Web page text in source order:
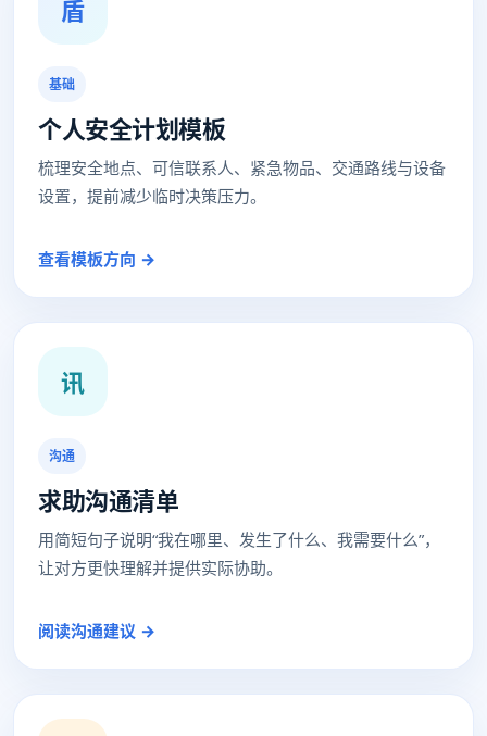
盾
基础
个人安全计划模板
梳理安全地点、可信联系人、紧急物品、交通路线与设备
设置，提前减少临时决策压力。
查看模板方向 →
讯
沟通
求助沟通清单
用简短句子说明“我在哪里、发生了什么、我需要什么”，
让对方更快理解并提供实际协助。
阅读沟通建议 →